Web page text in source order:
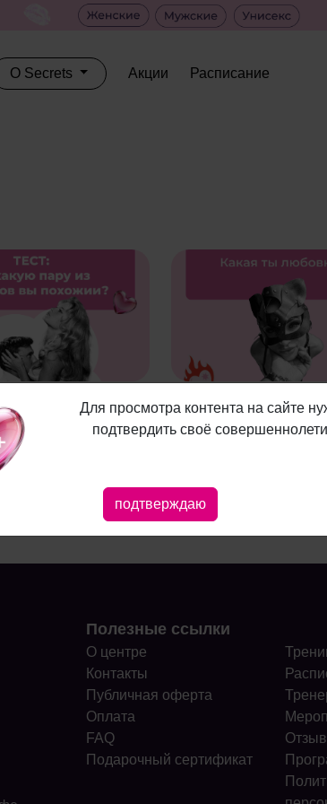
О Secrets Акции Расписание
из фильмов вы
Какая ты любовница?
Полезные ссылки
О центре
Контакты
Публичная оферта
Оплата
FAQ
Подарочный сертификат
Для просмотра контента на сайте
подтвердить своё
подтверждаю